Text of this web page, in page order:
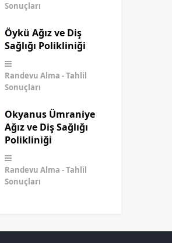
Sonuçları
Öykü Ağız ve Diş
Sağlığı Polikliniği
Randevu Alma
Tahlil
Sonuçları
Okyanus Ümraniye
Ağız ve Diş Sağlığı
Polikliniği
Randevu Alma
Tahlil
Sonuçları